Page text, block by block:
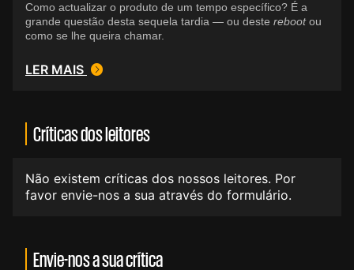
Como actualizar o produto de um tempo específico? É a
grande questão desta sequela tardia — ou deste rebootou
como se lhe queira chamar.
LER MAIS
Críticas dos leitores
Não existem críticas dos nossos leitores. Por
favor envie-nos a sua através do formulário.
Envie-nos a sua crítica